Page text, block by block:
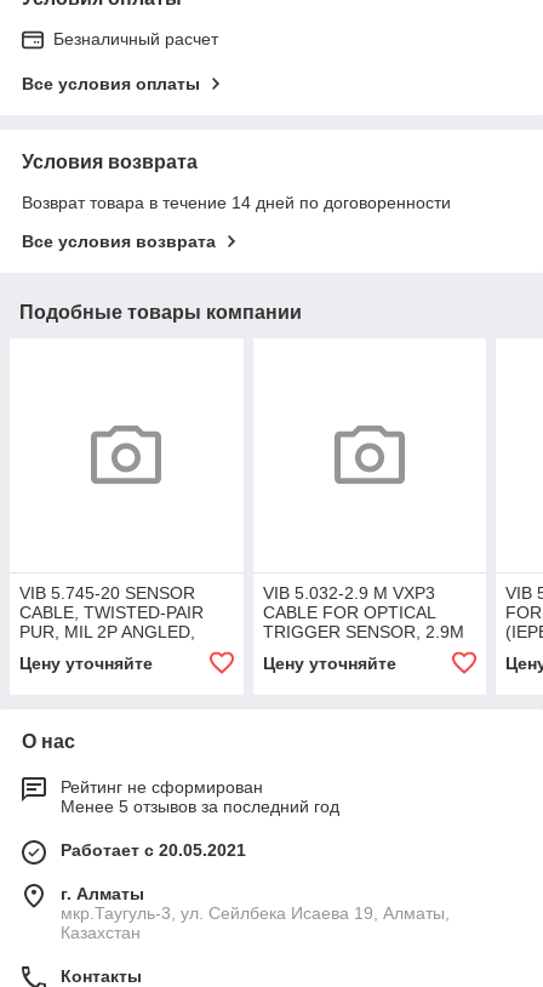
Безналичный расчет
Все условия оплаты
Условия возврата
Возврат товара в течение 14 дней по договоренности
Все условия возврата
Подобные товары компании
VIB 5.745-20 SENSOR
CABLE, TWISTED-PAIR
PUR, MIL 2P ANGLED,
Цену уточняйте
VIB 5.032-2.9 M VXP3
CABLE FOR OPTICAL
TRIGGER SENSOR, 2.9M
Цену уточняйте
VIB
О нас
Рейтинг не сформирован
Менее 5 отзывов за последний год
Работает с 20.05.2021
г. Алматы
мкр.Таугуль-3, ул. Сейлбека Исаева 19, Алматы,
Казахстан
Контакты